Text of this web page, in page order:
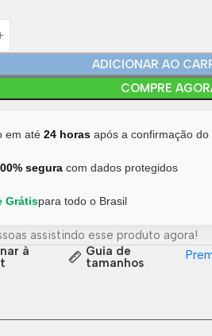
ADICIONAR AO
COMPRE
em até24 horas após a confirmação
segura com dados protegidos
Grátispara todo o Brasil
assistindo esse produto agora!
à
Guia de
tamanhos